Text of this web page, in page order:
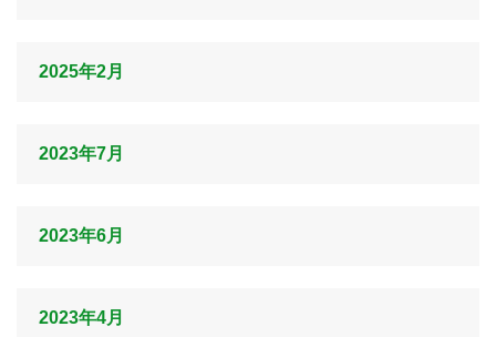
2025年2月
2023年7月
2023年6月
2023年4月